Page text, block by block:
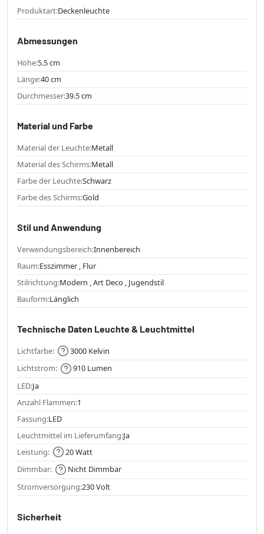
Produktart:Deckenleuchte
Abmessungen
Höhe:5.5 cm
Länge:40 cm
Durchmesser:39.5 cm
Material und Farbe
Material der Leuchte:Metall
Material des Schirms:Metall
Farbe der Leuchte:Schwarz
Farbe des Schirms:Gold
Stil und Anwendung
Verwendungsbereich:Innenbereich
Raum:Esszimmer , Flur
Stilrichtung:Modern , Art Deco , Jugendstil
Bauform:Länglich
Technische Daten Leuchte & Leuchtmittel
Lichtfarbe:
3000 Kelvin
Lichtstrom:
910 Lumen
LED:Ja
Anzahl Flammen:1
Fassung:LED
Leuchtmittel im Lieferumfang:Ja
Leistung:
20 Watt
Dimmbar:
Nicht Dimmbar
Stromversorgung:230 Volt
Sicherheit